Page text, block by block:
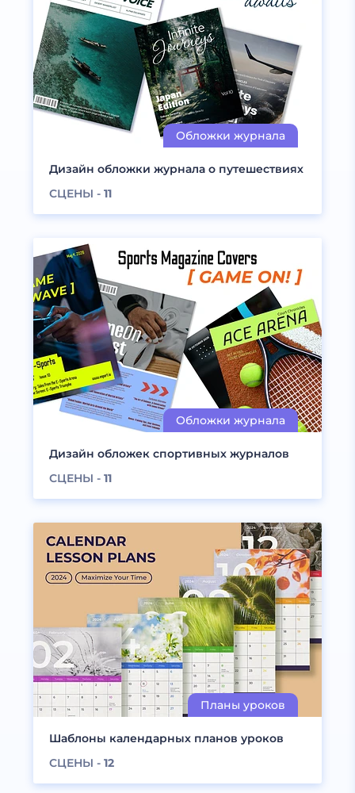
Дизайн обложки журнала о путешествиях
СЦЕНЫ - 11
Дизайн обложек спортивных журналов
СЦЕНЫ - 11
Шаблоны календарных планов уроков
СЦЕНЫ - 12